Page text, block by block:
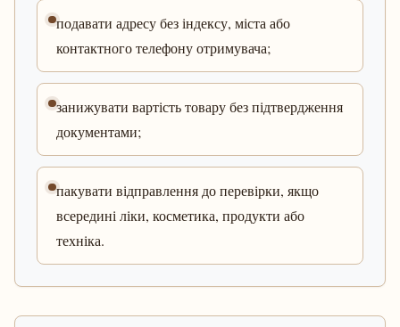
подавати адресу без індексу, міста або
контактного телефону отримувача;
занижувати вартість товару без підтвердження
документами;
пакувати відправлення до перевірки, якщо
всередині ліки, косметика, продукти або
техніка.